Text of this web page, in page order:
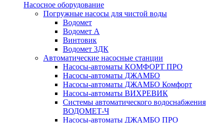
Насосное оборудование
Погружные насосы для чистой воды
Водомет
Водомет А
Винтовик
Водомет 3ДК
Автоматические насосные станции
Насосы-автоматы КОМФОРТ ПРО
Насосы-автоматы ДЖАМБО
Насосы-автоматы ДЖАМБО Комфорт
Насосы-автоматы ВИХРЕВИК
Системы автоматического водоснабжения
ВОДОМЕТ-Ч
Насосы-автоматы ДЖАМБО ПРО